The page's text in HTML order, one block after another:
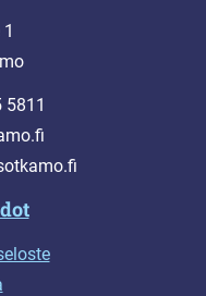
5811